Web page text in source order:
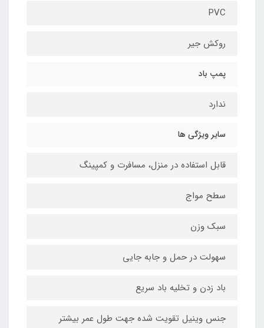
PVC
روکش جیر
پمپ باد
ندارد
سایر ویژگی ها
قابل استفاده در منزل، مسافرت و کمپینگ
سطح مواج
سبک وزن
سهولت در حمل و جابه جایی
باد زدن و تخلیه باد سریع
جنس وینیل تقویت شده جهت طول عمر بیشتر